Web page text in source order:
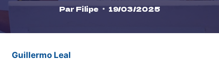
Par Filipe 19/03/2025
Guillermo Leal